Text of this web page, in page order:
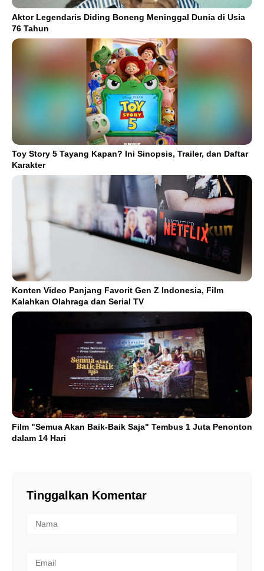
Aktor Legendaris Diding Boneng Meninggal Dunia di Usia
76 Tahun
Toy Story 5 Tayang Kapan? Ini Sinopsis, Trailer, dan Daftar
Karakter
Konten Video Panjang Favorit Gen Z Indonesia, Film
Kalahkan Olahraga dan Serial TV
Film "Semua Akan Baik-Baik Saja" Tembus 1 Juta Penonton
dalam 14 Hari
Tinggalkan Komentar